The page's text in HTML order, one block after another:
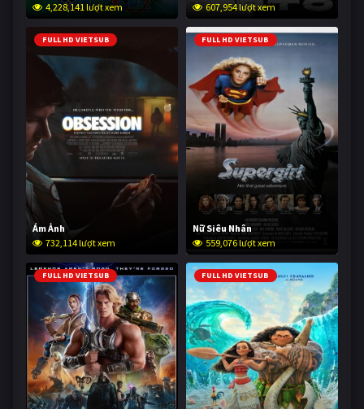
4,228,141 lượt xem
607,954 lượt xem
FULL HD VIETSUB
Ám Ảnh
732,114 lượt xem
FULL HD VIETSUB
Nữ Siêu Nhân
559,076 lượt xem
FULL HD VIETSUB FULL HD VIETSUB